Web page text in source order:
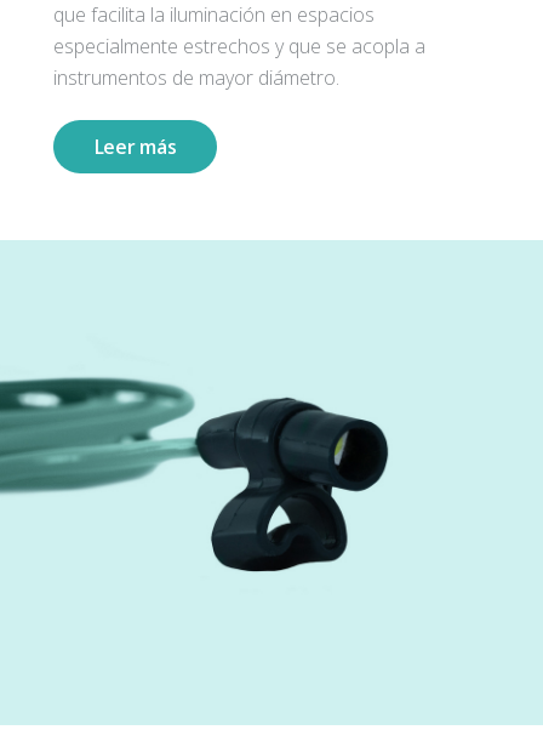
que facilita la iluminación en espacios
especialmente estrechos y que se acopla a
instrumentos de mayor diámetro.
Leer más